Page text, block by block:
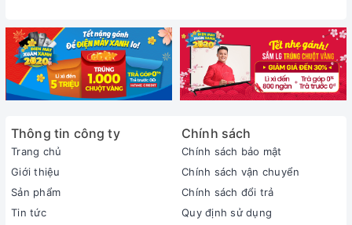
Thông tin công ty
Trang chủ
Giới thiệu
Sản phẩm
Tin tức
Chính sách
Chính sách bảo mật
Chính sách vận chuyển
Chính sách đổi trả
Quy định sử dụng